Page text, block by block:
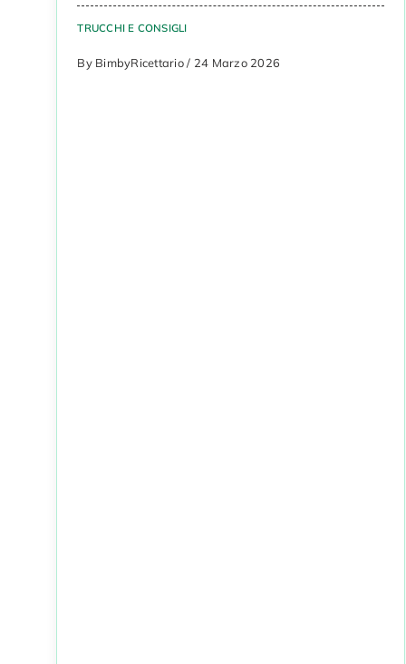
TRUCCHI E CONSIGLI
By BimbyRicettario / 24 Marzo 2026